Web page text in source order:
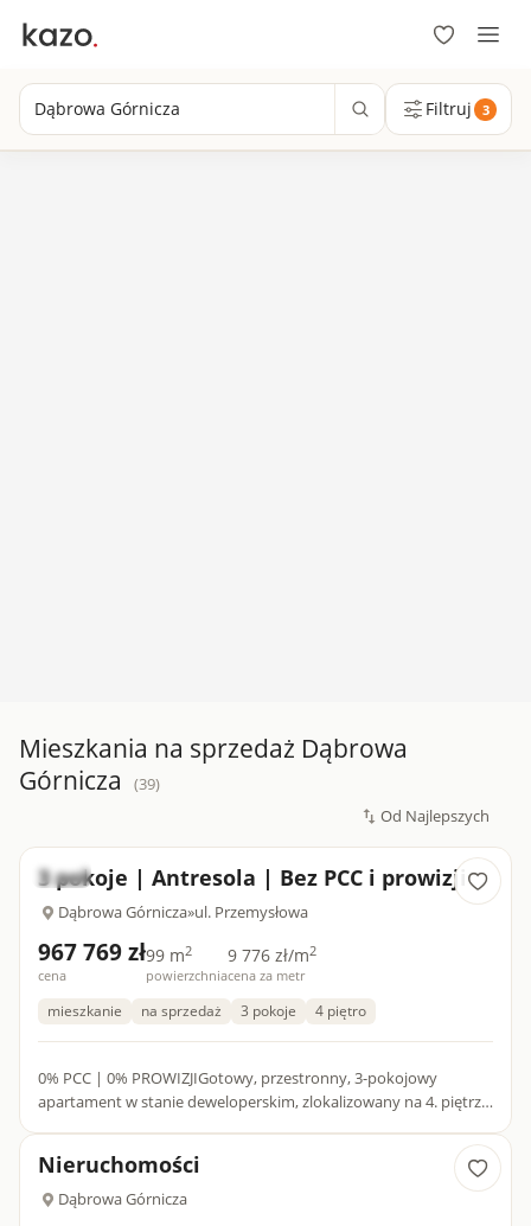
Dąbrowa Górnicza Filtruj 3
Mieszkania na sprzedaż Dąbrowa
Górnicza
(39)
Nowe 3 pokoje | Antresola | Bez PCC i prowizji
Dąbrowa Górnicza»ul. Przemysłowa
967 769 zł
cena
99 m2
powierzchnia
9 776 zł/m2
cena za metr
mieszkanie na sprzedaż 3 pokoje 4 piętro
0% PCC | 0% PROWIZJIGotowy, przestronny, 3-pokojowy
apartament w stanie deweloperskim, zlokalizowany na 4. piętrze
Nieruchomości
Dąbrowa Górnicza